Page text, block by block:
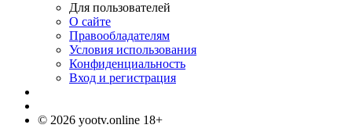
Для пользователей
О сайте
Правообладателям
Условия использования
Конфиденциальность
Вход и регистрация
© 2026 yootv.online 18+